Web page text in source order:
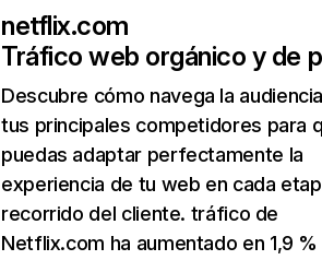
netflix.com
Tráfico web orgánico y de
Descubre cómo navega la
tus principales competidores para
puedas adaptar perfectamente la
experiencia de tu web en cada
recorrido del cliente. tráfico de
Netflix.com ha aumentado en 1,9